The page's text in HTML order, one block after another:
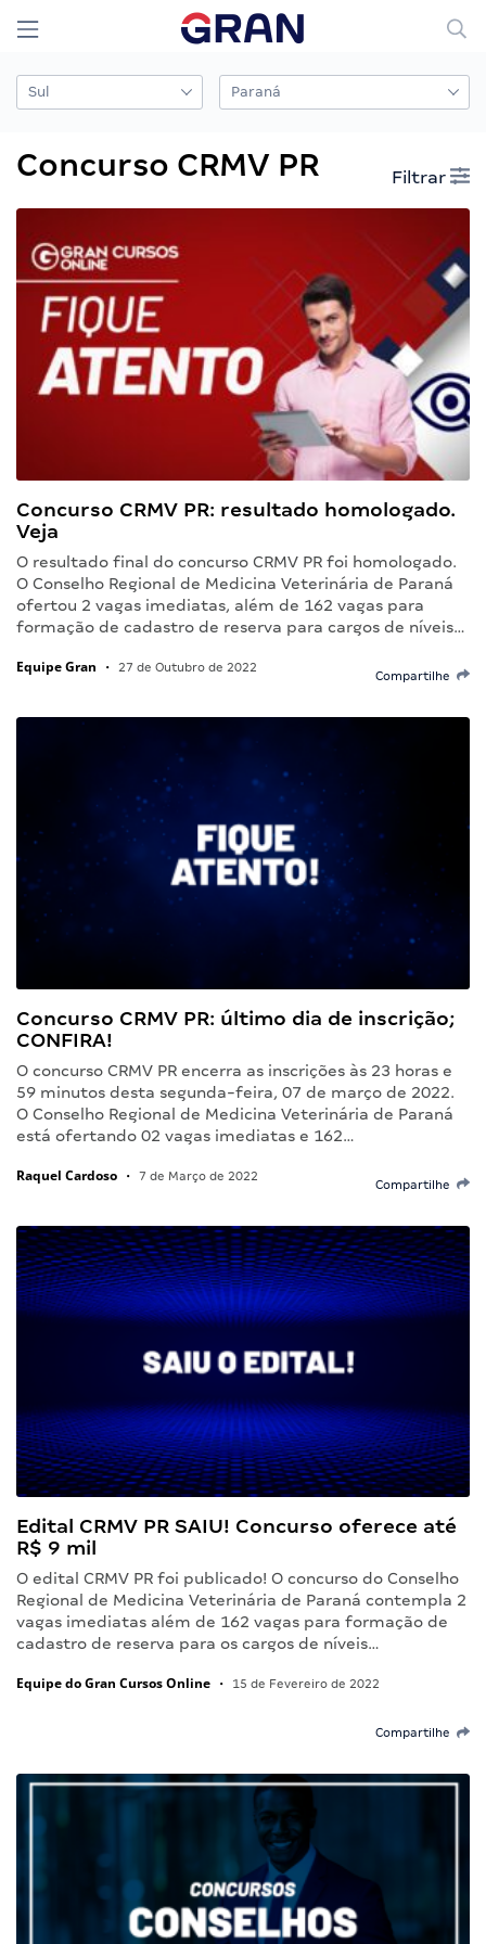
Concurso CRMV PR Filtrar
Concurso CRMV PR: resultado homologado.
Veja
O resultado final do concurso CRMV PR foi homologado.
O Conselho Regional de Medicina Veterinária de Paraná
ofertou 2 vagas imediatas, além de 162 vagas para
formação de cadastro de reserva para cargos de níveis…
Equipe Gran • 27 de Outubro de 2022
Compartilhe
Concurso CRMV PR: último dia de inscrição;
CONFIRA!
O concurso CRMV PR encerra as inscrições às 23 horas e
59 minutos desta segunda-feira, 07 de março de 2022.
O Conselho Regional de Medicina Veterinária de Paraná
está ofertando 02 vagas imediatas e 162…
Raquel Cardoso • 7 de Março de 2022
Compartilhe
Edital CRMV PR SAIU! Concurso oferece até
R$ 9 mil
O edital CRMV PR foi publicado! O concurso do Conselho
Regional de Medicina Veterinária de Paraná contempla 2
vagas imediatas além de 162 vagas para formação de
cadastro de reserva para os cargos de níveis…
Equipe do Gran Cursos Online • 15 de Fevereiro de 2022
Compartilhe